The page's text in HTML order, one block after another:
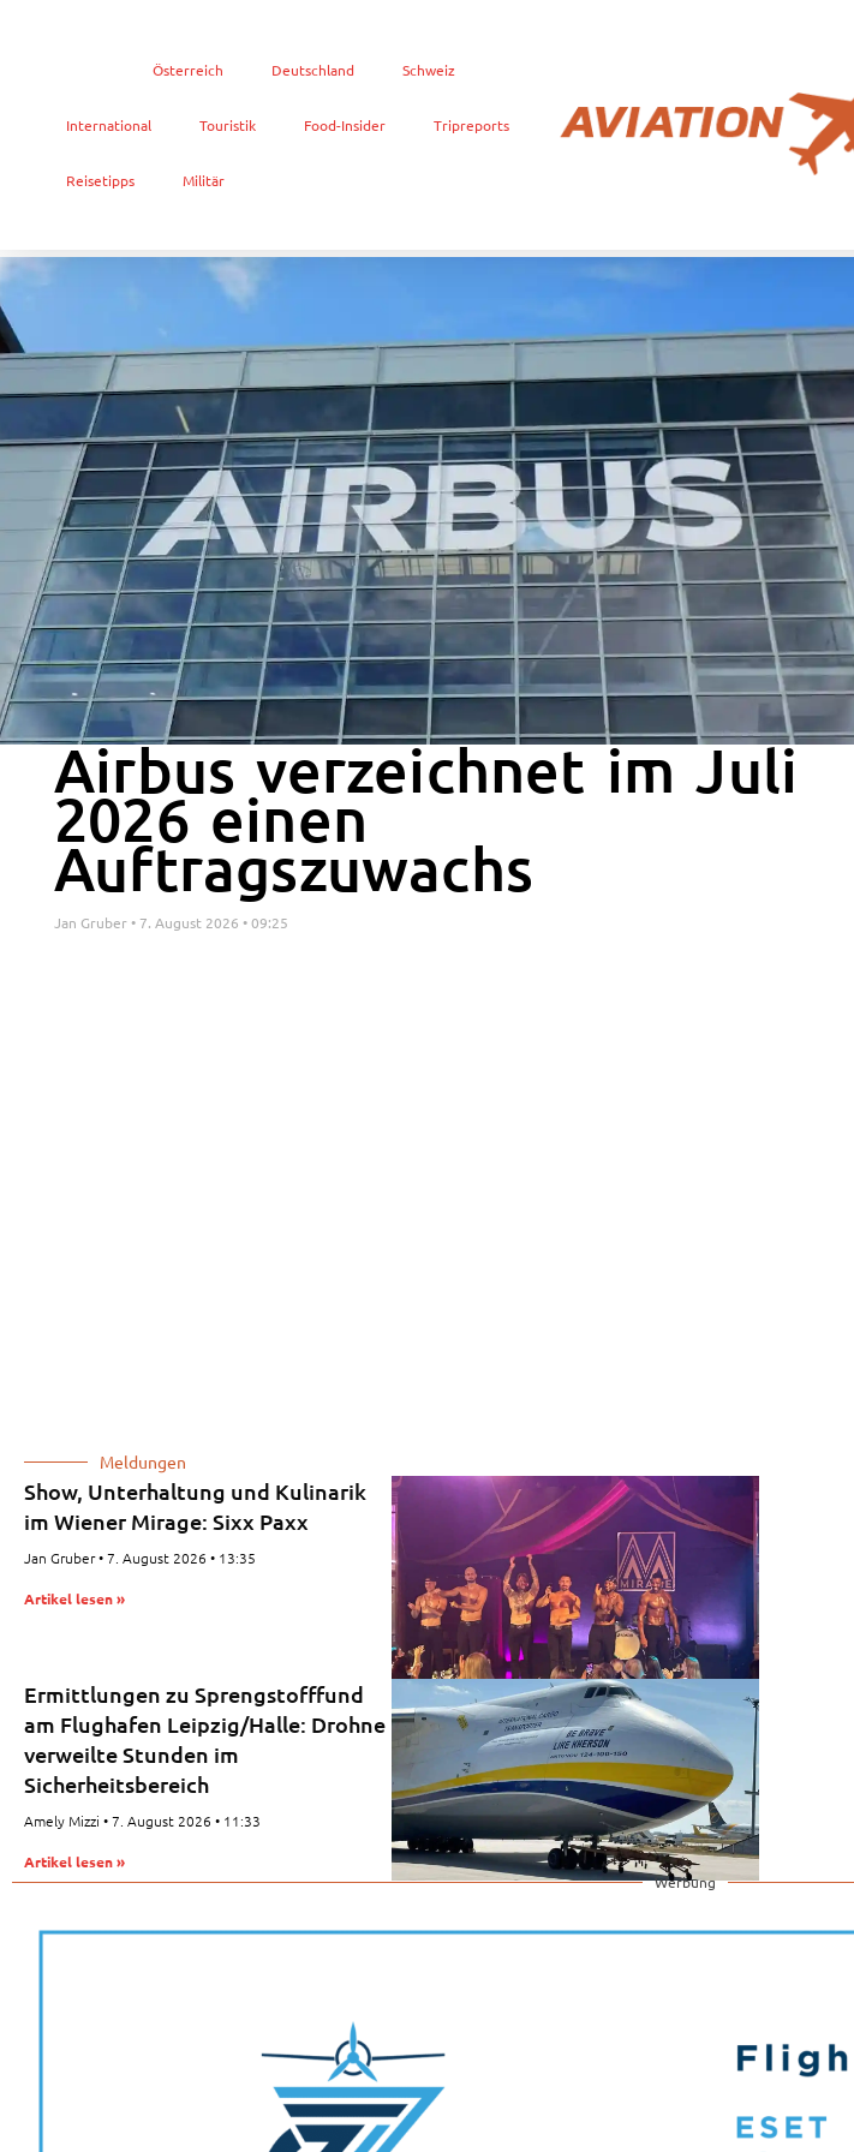
Österreich Deutschland Schweiz
International Touristik Food-Insider Tripreports
Reisetipps Militär
Airbus verzeichnet im Juli
2026 einen
Auftragszuwachs
Jan Gruber 7. August 2026 09:25
Meldungen
Show, Unterhaltung und Kulinarik
im Wiener Mirage: Sixx Paxx
Jan Gruber 7. August 2026 13:35
Artikel lesen »
Ermittlungen zu Sprengstofffund
am Flughafen Leipzig/Halle: Drohne
verweilte Stunden im
Sicherheitsbereich
Amely Mizzi 7. August 2026 11:33
Artikel lesen »
Werbung